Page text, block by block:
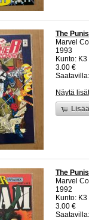
The
Marvel
1993
Kunto:
3.00 €
Näytä
The
Marvel
1992
Kunto:
3.00 €